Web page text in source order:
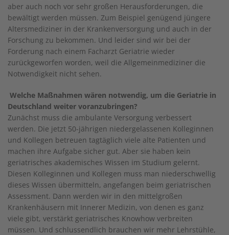
aber auch noch vor sehr großen Herausforderungen, die
bewältigt werden müssen. Zum Beispiel genügend jüngere
Altersmediziner in der Krankenversorgung und auch in der
Forschung zu bekommen. Und leider sind wir bei der
Forderung nach einem Facharzt Geriatrie wieder
zurückgeworfen worden, weil die Allgemeinmediziner die
Notwendigkeit nicht sehen.
Welche Maßnahmen wären notwendig, um die Geriatrie in
Deutschland weiter voranzubringen?
Zunächst muss die ambulante Versorgung verbessert
werden. Die jetzt 50-jährigen niedergelassenen Kolleginnen
und Kollegen betreuen tagtäglich viele alte Patienten und
machen ihre Aufgabe sicher gut. Aber sie haben kein
geriatrisches akademisches Wissen im Studium gelernt.
Diesen Kolleginnen und Kollegen muss man niederschwellig
dieses Wissen übermitteln, angefangen beim geriatrischen
Assessment. Dann werden wir in den mittelgroßen
Krankenhäusern mit Innerer Medizin, von denen es ganz
viele gibt, verstärkt geriatrisches Knowhow verbreiten
müssen. Und schlussendlich brauchen wir mehr Lehrstühle,